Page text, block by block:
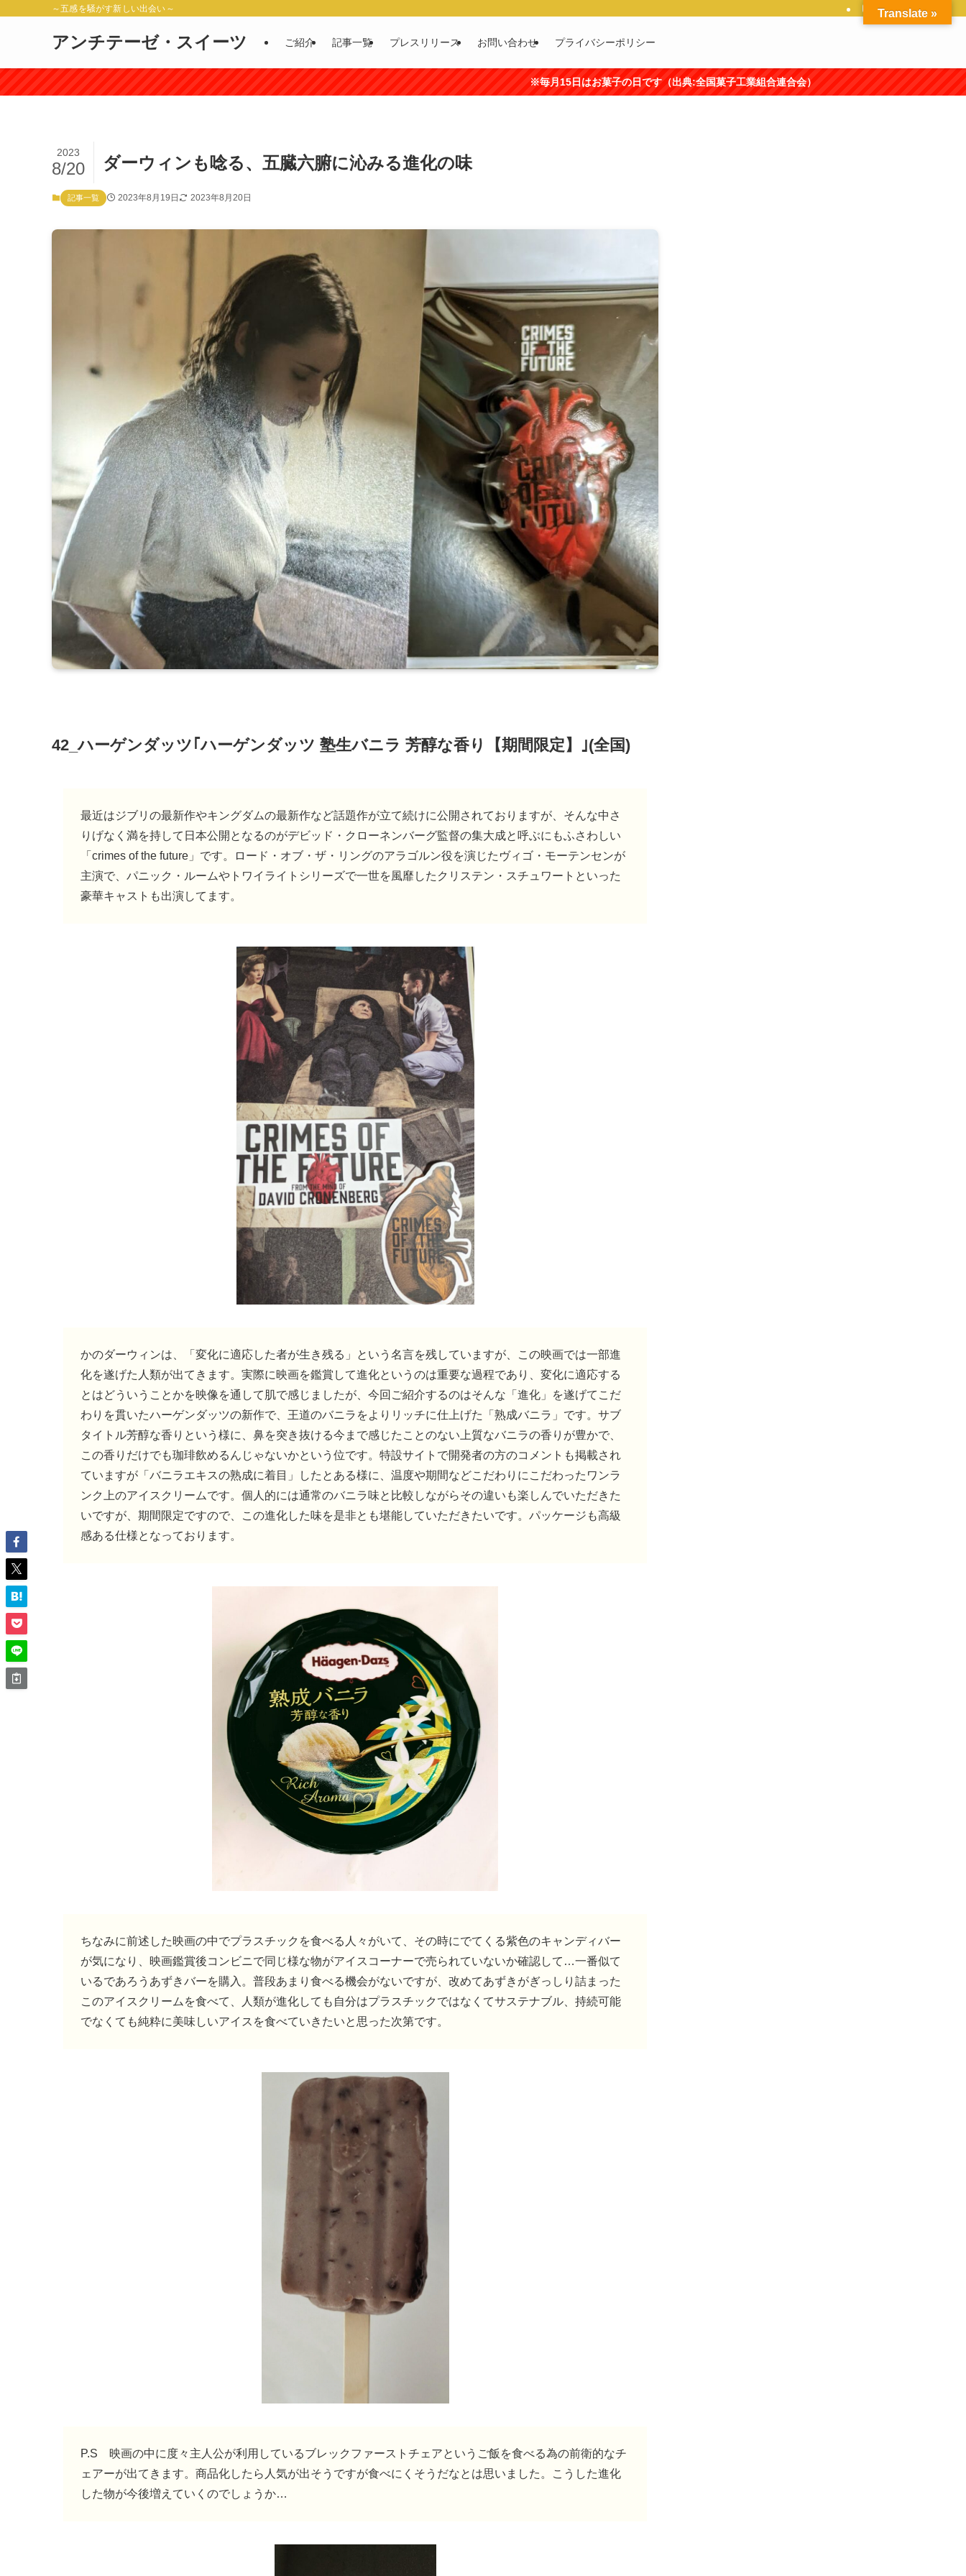
～五感を騒がす新しい出会い～
アンチテーゼ・スイーツ ご紹介 記事一覧 プレスリリース お問い合わせ プライバシーポリシー
※毎月15日はお菓子の日です（出典:全国菓子工業組合連合会）
ダーウィンも唸る、五臓六腑に沁みる進化の味
2023
8/20
記事一覧 2023年8月19日 2023年8月20日
42_ハーゲンダッツ｢ハーゲンダッツ 塾生バニラ 芳醇な香り【期間限定】｣(全国)
最近はジブリの最新作やキングダムの最新作など話題作が立て続けに公開されておりますが、そんな中さ
りげなく満を持して日本公開となるのがデビッド・クローネンバーグ監督の集大成と呼ぶにもふさわしい
「crimes of the future」です。ロード・オブ・ザ・リングのアラゴルン役を演じたヴィゴ・モーテンセンが
主演で、パニック・ルームやトワイライトシリーズで一世を風靡したクリステン・スチュワートといった
豪華キャストも出演してます。
かのダーウィンは、「変化に適応した者が生き残る」という名言を残していますが、この映画では一部進
化を遂げた人類が出てきます。実際に映画を鑑賞して進化というのは重要な過程であり、変化に適応する
とはどういうことかを映像を通して肌で感じましたが、今回ご紹介するのはそんな「進化」を遂げてこだ
わりを貫いたハーゲンダッツの新作で、王道のバニラをよりリッチに仕上げた「熟成バニラ」です。サブ
タイトル芳醇な香りという様に、鼻を突き抜ける今まで感じたことのない上質なバニラの香りが豊かで、
この香りだけでも珈琲飲めるんじゃないかという位です。特設サイトで開発者の方のコメントも掲載され
ていますが「バニラエキスの熟成に着目」したとある様に、温度や期間などこだわりにこだわったワンラ
ンク上のアイスクリームです。個人的には通常のバニラ味と比較しながらその違いも楽しんでいただきた
いですが、期間限定ですので、この進化した味を是非とも堪能していただきたいです。パッケージも高級
感ある仕様となっております。
ちなみに前述した映画の中でプラスチックを食べる人々がいて、その時にでてくる紫色のキャンディバー
が気になり、映画鑑賞後コンビニで同じ様な物がアイスコーナーで売られていないか確認して…一番似て
いるであろうあずきバーを購入。普段あまり食べる機会がないですが、改めてあずきがぎっしり詰まった
このアイスクリームを食べて、人類が進化しても自分はプラスチックではなくてサステナブル、持続可能
でなくても純粋に美味しいアイスを食べていきたいと思った次第です。
P.S 映画の中に度々主人公が利用しているブレックファーストチェアというご飯を食べる為の前衛的なチ
ェアーが出てきます。商品化したら人気が出そうですが食べにくそうだなとは思いました。こうした進化
した物が今後増えていくのでしょうか…
Translate »